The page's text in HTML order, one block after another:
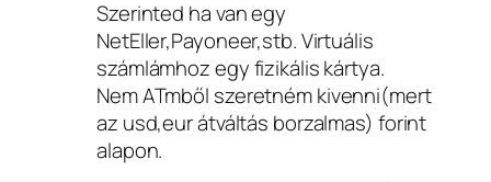
Szerinted ha van egy
NetEller,Payoneer,stb. Virtuális
számlámhoz egy fizikális kártya.
Nem ATmből szeretném kivenni(mert
az usd,eur átváltás borzalmas) forint
alapon.